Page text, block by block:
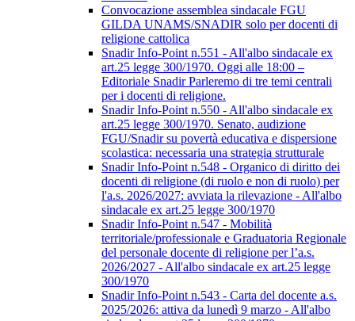
Convocazione assemblea sindacale FGU
GILDA UNAMS/SNADIR solo per docenti di
religione cattolica
Snadir Info-Point n.551 - All'albo sindacale ex
art.25 legge 300/1970. Oggi alle 18:00 –
Editoriale Snadir Parleremo di tre temi centrali
per i docenti di religione.
Snadir Info-Point n.550 - All'albo sindacale ex
art.25 legge 300/1970. Senato, audizione
FGU/Snadir su povertà educativa e dispersione
scolastica: necessaria una strategia strutturale
Snadir Info-Point n.548 - Organico di diritto dei
docenti di religione (di ruolo e non di ruolo) per
l'a.s. 2026/2027: avviata la rilevazione - All'albo
sindacale ex art.25 legge 300/1970
Snadir Info-Point n.547 - Mobilità
territoriale/professionale e Graduatoria Regionale
del personale docente di religione per l’a.s.
2026/2027 - All'albo sindacale ex art.25 legge
300/1970
Snadir Info-Point n.543 - Carta del docente a.s.
2025/2026: attiva da lunedì 9 marzo - All'albo